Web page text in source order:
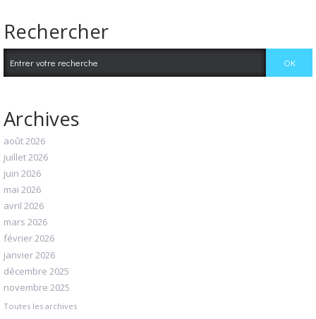
Rechercher
Archives
août 2026
juillet 2026
juin 2026
mai 2026
avril 2026
mars 2026
février 2026
janvier 2026
décembre 2025
novembre 2025
Toutes les archives